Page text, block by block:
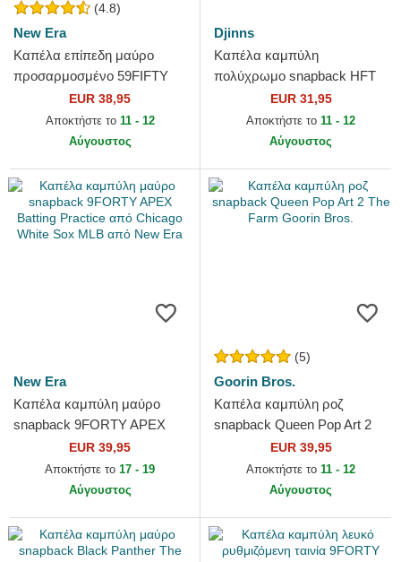
(4.8)
New Era
Καπέλα επίπεδη μαύρο
προσαρμοσμένο 59FIFTY
Black on Black από New
York Yankees MLB από New
EUR 38,95
Αποκτήστε το 11 - 12
Αύγουστος
Djinns
Καπέλα καμπύλη
πολύχρωμο snapback HFT
DNC Flamingo από Djinns
EUR 31,95
Αποκτήστε το 11 - 12
Αύγουστος
New Era
Καπέλα καμπύλη μαύρο
snapback 9FORTY APEX
Batting Practice από Chicago
White Sox MLB από New
EUR 39,95
Αποκτήστε το 17 - 19
Αύγουστος
(5)
Goorin Bros.
Καπέλα καμπύλη ροζ
snapback Queen Pop Art 2
The Farm Goorin Bros.
EUR 39,95
Αποκτήστε το 11 - 12
Αύγουστος